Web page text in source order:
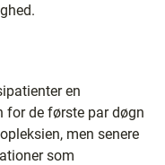
en
for de første par døgn
men senere
som